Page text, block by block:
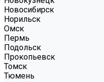
Новосибирск
Норильск
Омск
Пермь
Подольск
Прокопьевск
Томск
Тюмень